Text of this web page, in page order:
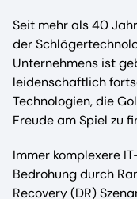
Seit mehr als 40
der
Unternehmens ist
leidenschaftlich
Technologien, die
Freude am Spiel zu
Immer komplexere
Bedrohung durch
Recovery (DR)